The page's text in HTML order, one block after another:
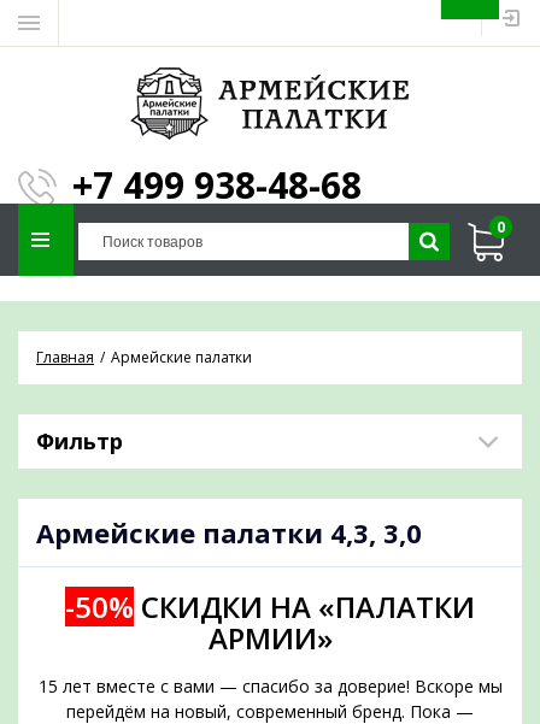
+7 499 938-48-68
0
Главная Армейские палатки
Фильтр
Армейские палатки 4,3, 3,0
-50% СКИДКИ НА «ПАЛАТКИ
АРМИИ»
15 лет вместе с вами — спасибо за доверие! Вскоре мы
перейдём на новый, современный бренд. Пока —
ЗАПОЛНИТЕ ФОРМУ И
МЫ ПОДБЕРЕМ
ПАЛАТКУ ПОД ВАШИ
ПАРАМЕТРЫ!
Отправим предложение на почту и
проконсультируем по любым вопросам